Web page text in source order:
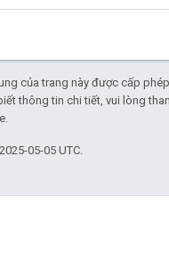
của trang này được cấp
thông tin chi tiết, vui lòng
05-05 UTC.